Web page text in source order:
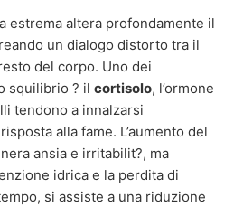
estrema altera profondamente il
un dialogo distorto tra il
del corpo. Uno dei
squilibrio ? il cortisolo, l’ormone
tendono a innalzarsi
alla fame. L’aumento del
ansia e irritabilit?, ma
idrica e la perdita di
si assiste a una riduzione